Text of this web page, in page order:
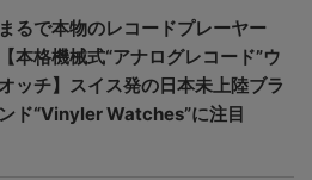
まるで本物のレコードプレーヤー
【本格機械式“アナログレコード”ウ
オッチ】スイス発の日本未上陸ブラ
ンド“Vinyler Watches”に注目